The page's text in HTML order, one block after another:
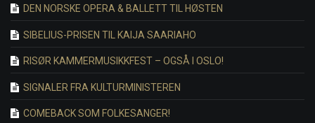
DEN NORSKE OPERA & BALLETT TIL HØSTEN
SIBELIUS-PRISEN TIL KAIJA SAARIAHO
RISØR KAMMERMUSIKKFEST – OGSÅ I OSLO!
SIGNALER FRA KULTURMINISTEREN
COMEBACK SOM FOLKESANGER!